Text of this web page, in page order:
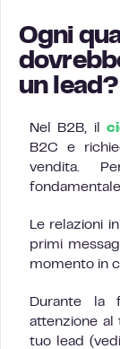
Ogni
un lead?
Nel B2B, il
B2C e
vendita.
Le relazioni
primi
momento in
Durante la
attenzione al
tuo lead